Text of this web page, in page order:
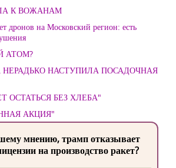
К ВОЖАНАМ
дронов на Московский регион: есть
АТОМ?
НЕРАДЬКО НАСТУПИЛА ПОСАДОЧНАЯ
ОСТАТЬСЯ БЕЗ ХЛЕБА"
АКЦИЯ"
мнению, трамп отказывает
на производство ракет?